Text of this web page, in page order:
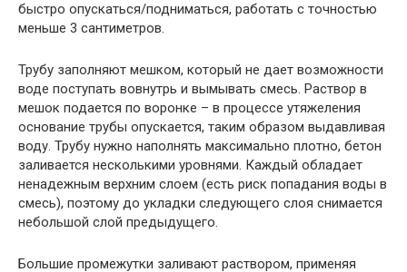
быстро опускаться/подниматься, работать с точностью
меньше 3 сантиметров.
Трубу заполняют мешком, который не дает возможности
воде поступать вовнутрь и вымывать смесь. Раствор в
мешок подается по воронке – в процессе утяжеления
основание трубы опускается, таким образом выдавливая
воду. Трубу нужно наполнять максимально плотно, бетон
заливается несколькими уровнями. Каждый обладает
ненадежным верхним слоем (есть риск попадания воды в
смесь), поэтому до укладки следующего слоя снимается
небольшой слой предыдущего.
Большие промежутки заливают раствором, применяя